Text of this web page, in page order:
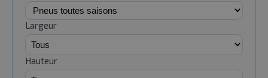
Largeur
Hauteur